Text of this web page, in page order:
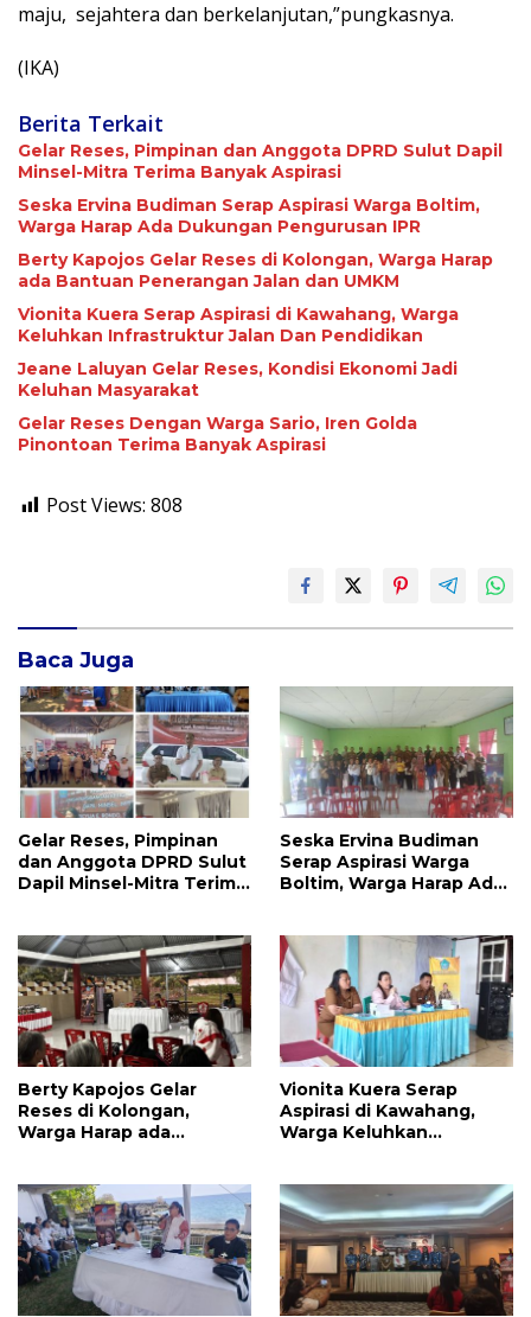
maju, sejahtera dan berkelanjutan,”pungkasnya.
(IKA)
Berita Terkait
Gelar Reses, Pimpinan dan Anggota DPRD Sulut Dapil
Minsel-Mitra Terima Banyak Aspirasi
Seska Ervina Budiman Serap Aspirasi Warga Boltim,
Warga Harap Ada Dukungan Pengurusan IPR
Berty Kapojos Gelar Reses di Kolongan, Warga Harap
ada Bantuan Penerangan Jalan dan UMKM
Vionita Kuera Serap Aspirasi di Kawahang, Warga
Keluhkan Infrastruktur Jalan Dan Pendidikan
Jeane Laluyan Gelar Reses, Kondisi Ekonomi Jadi
Keluhan Masyarakat
Gelar Reses Dengan Warga Sario, Iren Golda
Pinontoan Terima Banyak Aspirasi
Post Views: 808
Baca Juga
Gelar Reses, Pimpinan
dan Anggota DPRD Sulut
Dapil Minsel-Mitra Terima
Seska Ervina Budiman
Serap Aspirasi Warga
Boltim, Warga Harap Ada
Berty Kapojos Gelar
Reses di Kolongan,
Warga Harap ada
Vionita Kuera Serap
Aspirasi di Kawahang,
Warga Keluhkan